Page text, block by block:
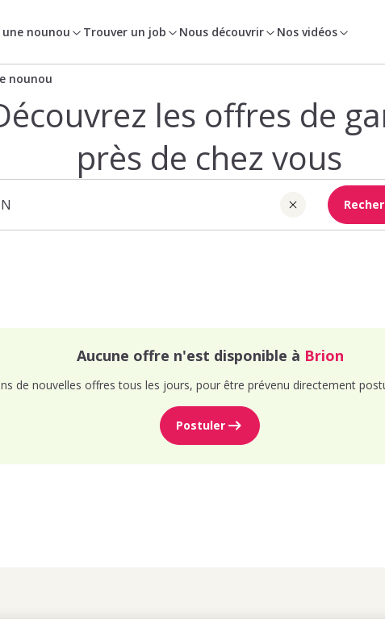
nounou Trouver un job Nous découvrir Nos vidéos
nounou
les offres de
près de chez vous
Aucune offre n'est disponible à Brion
de nouvelles offres tous les jours, pour être prévenu directement
Postuler